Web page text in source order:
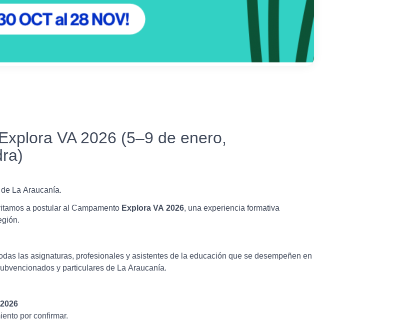
VA 2026 (5–9 de enero,
La Araucanía.
a postular al Campamento Explora VA 2026, una experiencia formativa
las asignaturas, profesionales y asistentes de la educación que se desempeñen en
y particulares de La Araucanía.
por confirmar.